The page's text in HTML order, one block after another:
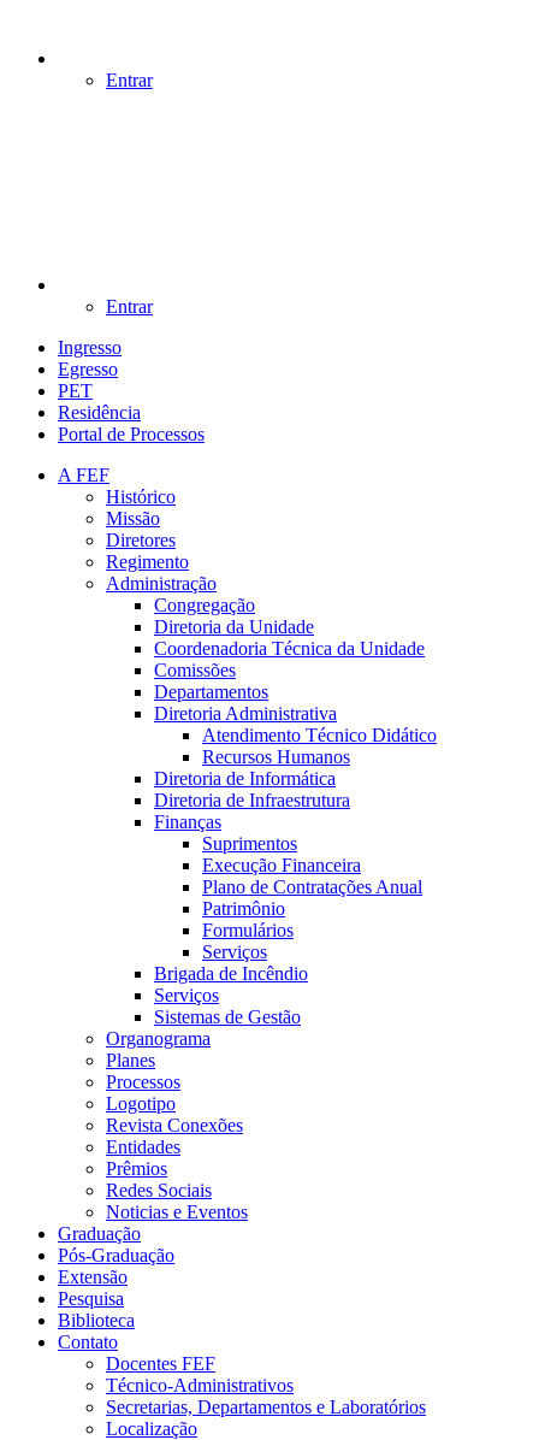
Entrar
Entrar
Ingresso
Egresso
PET
Residência
Portal de Processos
A FEF
Histórico
Missão
Diretores
Regimento
Administração
Congregação
Diretoria da Unidade
Coordenadoria Técnica da Unidade
Comissões
Departamentos
Diretoria Administrativa
Atendimento Técnico Didático
Recursos Humanos
Diretoria de Informática
Diretoria de Infraestrutura
Finanças
Suprimentos
Execução Financeira
Plano de Contratações Anual
Patrimônio
Formulários
Serviços
Brigada de Incêndio
Serviços
Sistemas de Gestão
Organograma
Planes
Processos
Logotipo
Revista Conexões
Entidades
Prêmios
Redes Sociais
Noticias e Eventos
Graduação
Pós-Graduação
Extensão
Pesquisa
Biblioteca
Contato
Docentes FEF
Técnico-Administrativos
Secretarias, Departamentos e Laboratórios
Localização